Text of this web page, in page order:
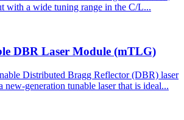
with a wide tuning range in the C/L...
DBR Laser Module (mTLG)
Distributed Bragg Reflector (DBR) laser
generation tunable laser that is ideal...